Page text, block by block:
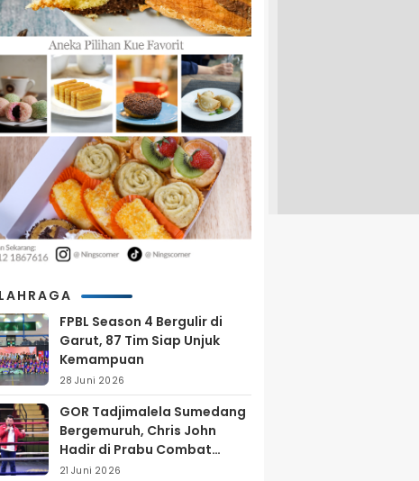
FPBL Season 4 Bergulir di
Garut, 87 Tim Siap Unjuk
Kemampuan
28 Juni 2026
GOR Tadjimalela Sumedang
Bergemuruh, Chris John
Hadir di Prabu Combat
Series 2026
21 Juni 2026